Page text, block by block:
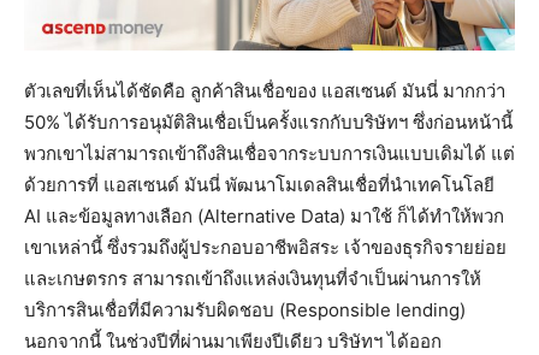
ตัวเลขที่เห็นได้ชัดคือ ลูกค้าสินเชื่อของ แอสเซนด์ มันนี่ มากกว่า
50% ได้รับการอนุมัติสินเชื่อเป็นครั้งแรกกับบริษัทฯ ซึ่งก่อนหน้านี้
พวกเขาไม่สามารถเข้าถึงสินเชื่อจากระบบการเงินแบบเดิมได้ แต่
ด้วยการที่ แอสเซนด์ มันนี่ พัฒนาโมเดลสินเชื่อที่นำเทคโนโลยี
AI และข้อมูลทางเลือก (Alternative Data) มาใช้ ก็ได้ทำให้พวก
เขาเหล่านี้ ซึ่งรวมถึงผู้ประกอบอาชีพอิสระ เจ้าของธุรกิจรายย่อย
และเกษตรกร สามารถเข้าถึงแหล่งเงินทุนที่จำเป็นผ่านการให้
บริการสินเชื่อที่มีความรับผิดชอบ (Responsible lending)
นอกจากนี้ ในช่วงปีที่ผ่านมาเพียงปีเดียว บริษัทฯ ได้ออก